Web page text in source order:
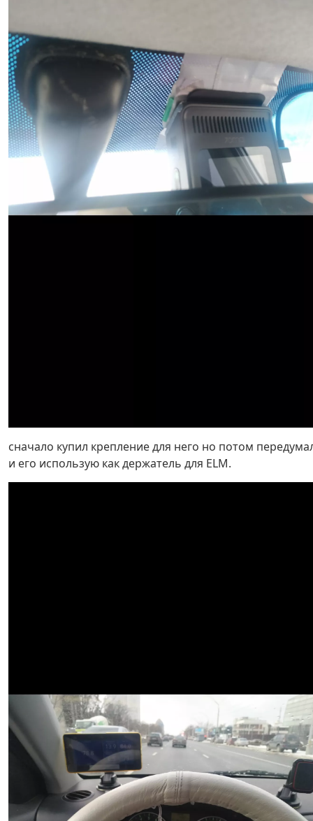
сначало купил крепление для него но потом
и его использую как держатель для ELM.